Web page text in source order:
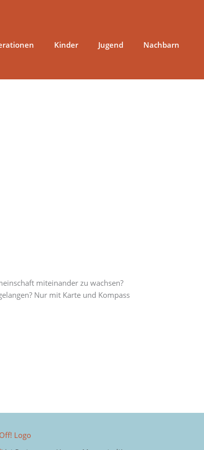
Kinder Jugend Nachbarn
miteinander zu wachsen?
Nur mit Karte und Kompass